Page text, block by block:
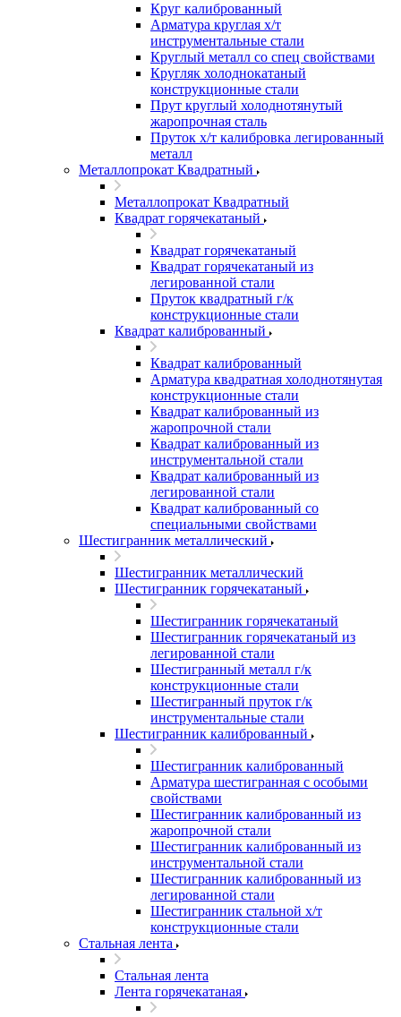
Круг калиброванный
Арматура круглая х/т
инструментальные стали
Круглый металл со спец свойствами
Кругляк холоднокатаный
конструкционные стали
Прут круглый холоднотянутый
жаропрочная сталь
Пруток х/т калибровка легированный
металл
Металлопрокат Квадратный
Металлопрокат Квадратный
Квадрат горячекатаный
Квадрат горячекатаный
Квадрат горячекатаный из
легированной стали
Пруток квадратный г/к
конструкционные стали
Квадрат калиброванный
Квадрат калиброванный
Арматура квадратная холоднотянутая
конструкционные стали
Квадрат калиброванный из
жаропрочной стали
Квадрат калиброванный из
инструментальной стали
Квадрат калиброванный из
легированной стали
Квадрат калиброванный со
специальными свойствами
Шестигранник металлический
Шестигранник металлический
Шестигранник горячекатаный
Шестигранник горячекатаный
Шестигранник горячекатаный из
легированной стали
Шестигранный металл г/к
конструкционные стали
Шестигранный пруток г/к
инструментальные стали
Шестигранник калиброванный
Шестигранник калиброванный
Арматура шестигранная с особыми
свойствами
Шестигранник калиброванный из
жаропрочной стали
Шестигранник калиброванный из
инструментальной стали
Шестигранник калиброванный из
легированной стали
Шестигранник стальной х/т
конструкционные стали
Стальная лента
Стальная лента
Лента горячекатаная